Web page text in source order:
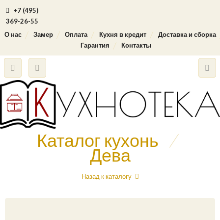
+7 (495)
369-26-55
О нас
Замер Оплата Кухня в кредит
Доставка и сборка
Гарантия
Контакты
Каталог кухонь /
Дева
Назад к каталогу